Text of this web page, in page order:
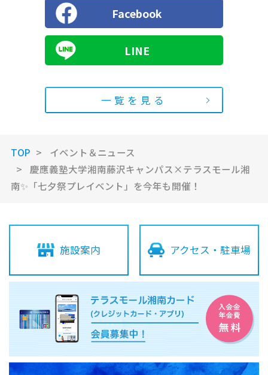
Facebook
LINE
一覧を見る
TOP
イベント＆ニュース
慶應義塾大学湘南藤沢キャンパス×テラスモール湘
南✨「七夕祭プレイベント」を今年も開催！
施設案内 アクセス・駐車場